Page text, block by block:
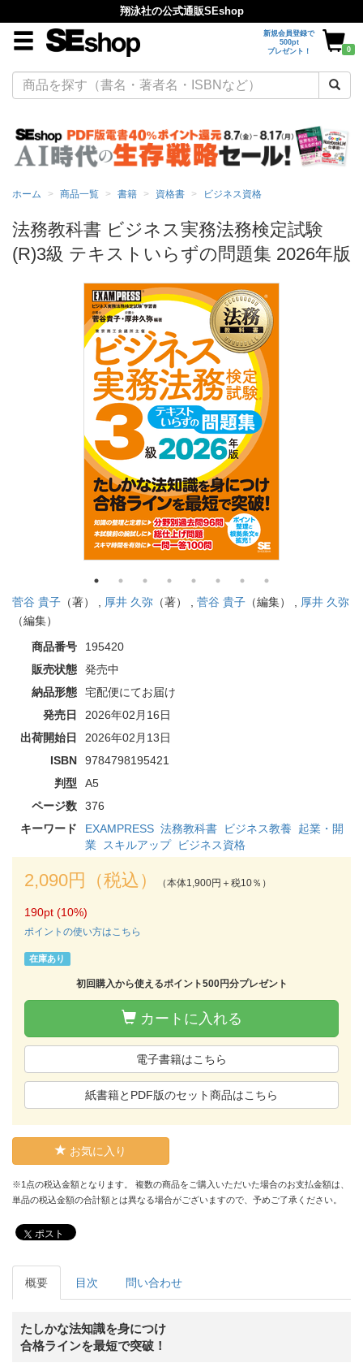
翔泳社の公式通販SEshop
新規会員登録で
500pt
プレゼント！
0
ホーム 商品一覧 書籍 資格書 ビジネス資格
法務教科書 ビジネス実務法務検定試験
(R)3級 テキストいらずの問題集 2026年版
菅谷 貴子 （著） , 厚井 久弥 （著） , 菅谷 貴子 （編集） ,
厚井 久弥
（編集）
商品番号
195420
販売状態
発売中
納品形態
宅配便にてお届け
発売日
2026年02月16日
出荷開始日
2026年02月13日
ISBN
9784798195421
判型
A5
ページ数
376
キーワード
EXAMPRESS 法務教科書 ビジネス教養
起業・開
業
スキルアップ ビジネス資格
2,090円（税込） （本体1,900円＋税10％）
190pt (10%)
ポイントの使い方はこちら
在庫あり
初回購入から使えるポイント500円分プレゼント
カートに入れる
電子書籍はこちら
紙書籍とPDF版のセット商品はこちら
お気に入り
※1点の税込金額となります。 複数の商品をご購入いただいた場合のお支払金額は、
単品の税込金額の合計額とは異なる場合がございますので、予めご了承ください。
ポスト
概要 目次 問い合わせ
たしかな法知識を身につけ
合格ラインを最短で突破！